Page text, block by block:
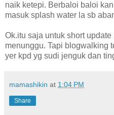
naik ketepi. Berbaloi baloi
masuk splash water la sb
Ok.itu saja untuk short
menunggu. Tapi blogwalking
yer kpd yg sudi jenguk dan
mamashikin at 1:04 PM
Share